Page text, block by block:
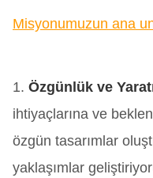
Misyonumuzun ana
1. Özgünlük ve
ihtiyaçlarına ve
özgün tasarımlar
yaklaşımlar